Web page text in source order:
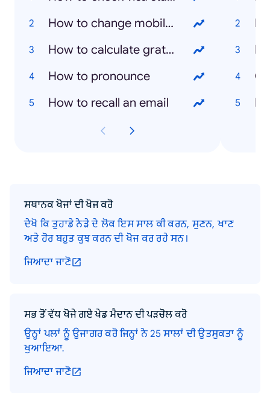
How to change mobile number in emirates id
How to calculate gratuity in the UAE
How to pronounce
How to recall an email
ਸਥਾਨਕ ਖੋਜਾਂ ਦੀ ਖੋਜ ਕਰੋ
ਦੇਖੋ ਕਿ ਤੁਹਾਡੇ ਨੇੜੇ ਦੇ ਲੋਕ ਇਸ ਸਾਲ ਕੀ ਕਰਨ, ਸੁਣਨ, ਖਾਣ
ਅਤੇ ਹੋਰ ਬਹੁਤ ਕੁਝ ਕਰਨ ਦੀ ਖੋਜ ਕਰ ਰਹੇ ਸਨ।
ਜਿਆਦਾ ਜਾਣੋ
ਸਭ ਤੋਂ ਵੱਧ ਖੋਜੇ ਗਏ ਖੇਡ ਮੈਦਾਨ ਦੀ ਪੜਚੋਲ ਕਰੋ
ਉਨ੍ਹਾਂ ਪਲਾਂ ਨੂੰ ਉਜਾਗਰ ਕਰੋ ਜਿਨ੍ਹਾਂ ਨੇ 25 ਸਾਲਾਂ ਦੀ ਉਤਸੁਕਤਾ ਨੂੰ
ਖੁਆਇਆ.
ਜਿਆਦਾ ਜਾਣੋ